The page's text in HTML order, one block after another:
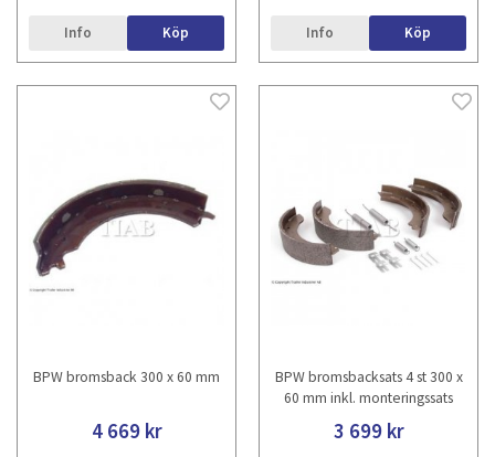
Info Köp Info Köp
BPW bromsback 300 x 60 mm
4 669 kr
BPW bromsbacksats 4 st 300 x
60 mm inkl. monteringssats
3 699 kr